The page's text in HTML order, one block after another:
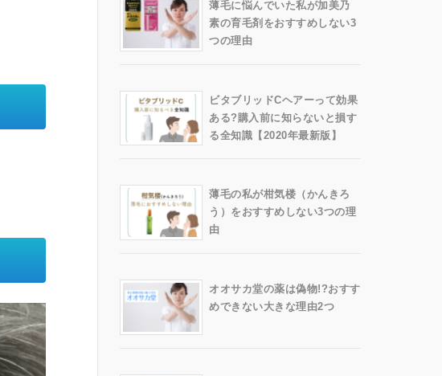
薄毛に悩んでいた私が加美乃
素の育毛剤をおすすめしない3
つの理由
ビタブリッドCヘアーって効果
ある?購入前に知らないと損す
る全知識【2020年最新版】
薄毛の私が柑気楼（かんきろ
う）をおすすめしない3つの理
由
オオサカ堂の薬は偽物!?おすす
めできない大きな理由2つ